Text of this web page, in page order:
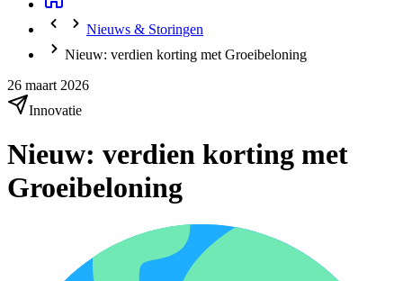
Nieuws & Storingen
Nieuw: verdien korting met Groeibeloning
26 maart 2026
Innovatie
Nieuw: verdien korting met
Groeibeloning